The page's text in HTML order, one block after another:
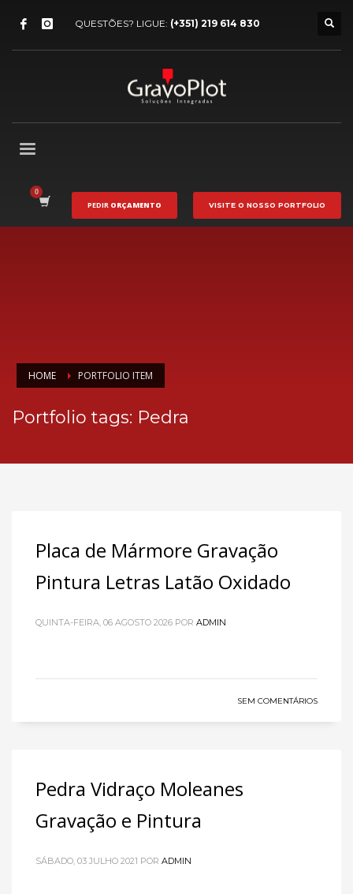
QUESTÕES? LIGUE: (+351) 219 614 830
PEDIR ORÇAMENTO VISITE O NOSSO PORTFOLIO
HOME PORTFOLIO ITEM
Portfolio tags: Pedra
Placa de Mármore Gravação
Pintura Letras Latão Oxidado
QUINTA-FEIRA, 06 AGOSTO 2026 POR ADMIN
SEM COMENTÁRIOS
Pedra Vidraço Moleanes
Gravação e Pintura
SÁBADO, 03 JULHO 2021 POR ADMIN